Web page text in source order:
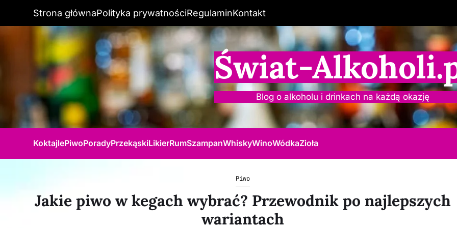
Strona głównaPolityka prywatnościRegulaminKontakt
Świat-
Blog o alkoholu i drinkach na każdą okazję
KoktajlePiwoPoradyPrzekąskiLikierRumSzampanWhiskyWinoWódkaZioła
Piwo
Jakie piwo w kegach wybrać? Przewodnik po najlepszych
wariantach